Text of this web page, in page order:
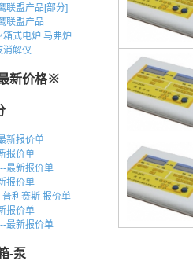
联盟产品[部分]
联盟产品
箱式电炉 马弗炉
消解仪
新价格※
新报价单
报价单
最新报价单
报价单
利赛斯 报价单
报价单
最新报价单
-泵